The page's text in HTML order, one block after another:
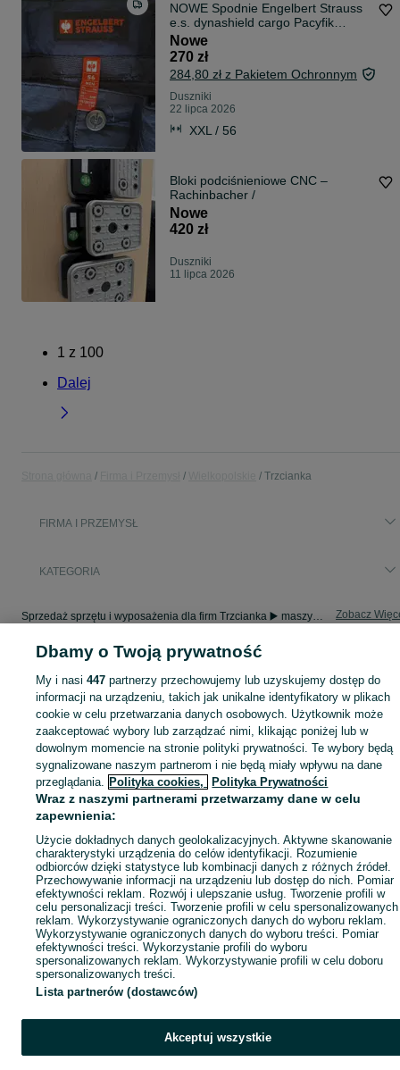
NOWE Spodnie Engelbert Strauss
e.s. dynashield cargo Pacyfik
Rozm. 56 XXL
Nowe
270 zł
284,80 zł z Pakietem Ochronnym
Duszniki
22 lipca 2026
XXL / 56
Bloki podciśnieniowe CNC –
Rachinbacher /
Nowe
420 zł
Duszniki
11 lipca 2026
1 z 100
Dalej
Trzcianka
FIRMA I PRZEMYSŁ
KATEGORIA
Sprzedaż sprzętu i wyposażenia dla firm Trzcianka ▶️ maszyny, biuro i inne ✅ Nowe i używane w atrakcyjnych cenach ✌ Sprawdź oferty na OLX.pl! Zobacz
Mapa kategorii
Mapa miejscowości
Mapa ministron
Popularne wyszukiwania
Dbamy o Twoją prywatność
My i nasi447 partnerzy przechowujemy lub uzyskujemy dostęp do
informacji na urządzeniu, takich jak unikalne identyfikatory w plikach
cookie w celu przetwarzania danych osobowych. Użytkownik może
zaakceptować wybory lub zarządzać nimi, klikając poniżej lub w
dowolnym momencie na stronie polityki prywatności. Te wybory będą
sygnalizowane naszym partnerom i nie będą miały wpływu na dane
przeglądania. Polityka cookies, Polityka Prywatności
Wraz z naszymi partnerami przetwarzamy dane w celu
zapewnienia:
Użycie dokładnych danych geolokalizacyjnych. Aktywne skanowanie
charakterystyki urządzenia do celów identyfikacji. Rozumienie
odbiorców dzięki statystyce lub kombinacji danych z różnych źródeł.
Przechowywanie informacji na urządzeniu lub dostęp do nich. Pomiar
efektywności reklam. Rozwój i ulepszanie usług. Tworzenie profili w
celu personalizacji treści. Tworzenie profili w celu spersonalizowanych
reklam. Wykorzystywanie ograniczonych danych do wyboru reklam.
Wykorzystywanie ograniczonych danych do wyboru treści. Pomiar
efektywności treści. Wykorzystanie profili do wyboru
spersonalizowanych reklam. Wykorzystywanie profili w celu doboru
spersonalizowanych treści.
Lista partnerów (dostawców)
Akceptuj wszystkie